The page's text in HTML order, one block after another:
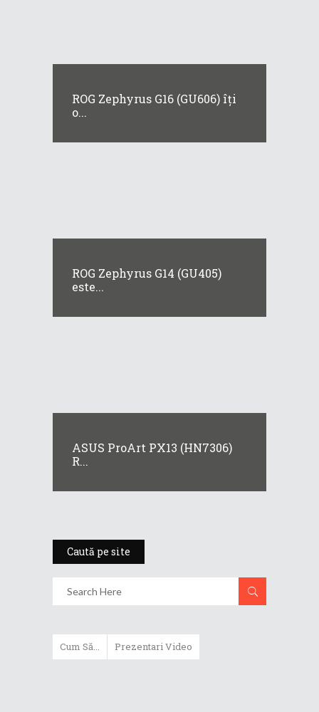
ROG Zephyrus G16 (GU606) îți
o...
ROG Zephyrus G14 (GU405)
este...
ASUS ProArt PX13 (HN7306)
R...
Caută pe site
Cum Să... Prezentari Video